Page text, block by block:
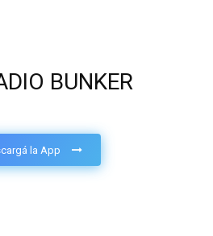
BUNKER
la App